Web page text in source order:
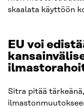
skaalata käyttöön
EU voi
Sitra pitää